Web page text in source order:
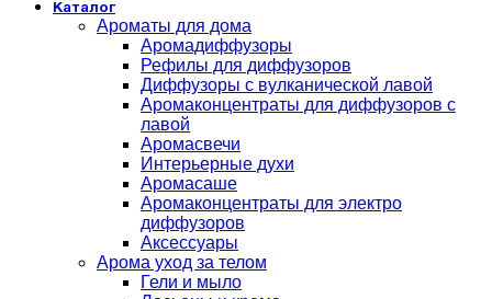
Каталог
Ароматы для дома
Аромадиффузоры
Рефилы для диффузоров
Диффузоры с вулканической лавой
Аромаконцентраты для диффузоров с
лавой
Аромасвечи
Интерьерные духи
Аромасаше
Аромаконцентраты для электро
диффузоров
Аксессуары
Арома уход за телом
Гели и мыло